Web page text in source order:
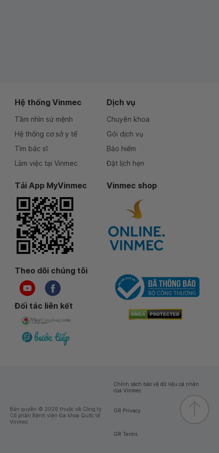
Hệ thống Vinmec
Tầm nhìn sứ mệnh
Hệ thống cơ sở y tế
Tìm bác sĩ
Làm việc tại Vinmec
Dịch vụ
Chuyên khoa
Gói dịch vụ
Bảo hiểm
Đặt lịch hẹn
Tải App MyVinmec Vinmec shop
Theo dõi chúng tôi
Đối tác liên kết
Bản quyền © 2026 thuộc về Công ty
Cổ phần Bệnh viện Đa khoa Quốc tế
Vinmec
Chính sách bảo vệ dữ liệu cá nhân
của Vinmec
GR Privacy
GR Terms